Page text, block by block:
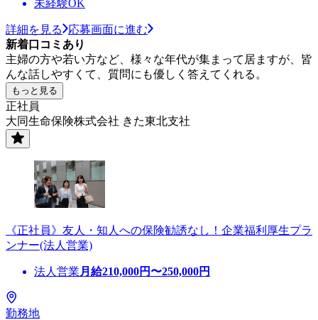
未経験OK
詳細を見る
応募画面に進む
新着口コミあり
主婦の方や若い方など、様々な年代が集まって居ますが、皆
んな話しやすくて、質問にも優しく答えてくれる。
もっと見る
正社員
大同生命保険株式会社 きた東北支社
《正社員》友人・知人への保険勧誘なし！企業福利厚生プラ
ンナー(法人営業)
法人営業 月給210,000円〜250,000円
勤務地